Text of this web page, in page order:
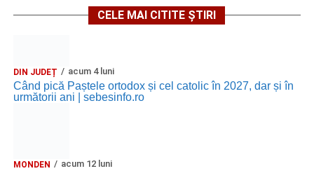
CELE MAI CITITE ȘTIRI
DIN JUDEȚ acum 4 luni
Când pică Paștele ortodox și cel catolic în 2027, dar și în
următorii ani | sebesinfo.ro
MONDEN acum 12 luni